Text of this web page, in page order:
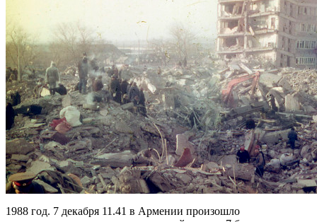
1988 год. 7 декабря 11.41 в Армении произошло